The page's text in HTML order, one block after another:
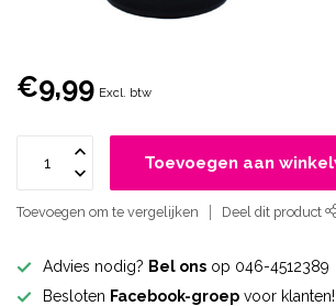
€9,99 Excl. btw
Toevoegen aan
Toevoegen om te vergelijken Deel dit product
Advies nodig? Bel ons op 046-4512389
Besloten Facebook-groep voor klanten!